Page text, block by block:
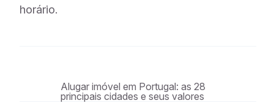
horário.
Alugar imóvel em Portugal: as 28
principais cidades e seus valores